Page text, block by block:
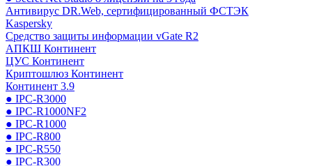
Антивирус DR.Web, сертифицированный ФСТЭК
Kaspersky
Средство защиты информации vGate R2
АПКШ Континент
ЦУС Континент
Криптошлюз Континент
Континент 3.9
● IPC-R3000
● IPC-R1000NF2
● IPC-R1000
● IPC-R800
● IPC-R550
● IPC-R300